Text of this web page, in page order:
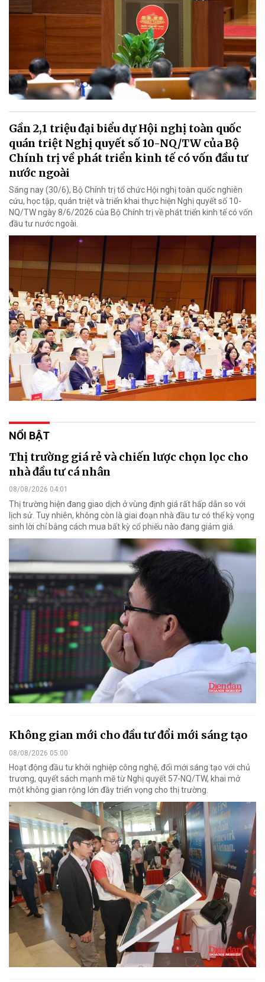
Gần 2,1 triệu đại biểu dự Hội nghị toàn quốc
quán triệt Nghị quyết số 10-NQ/TW của Bộ
Chính trị về phát triển kinh tế có vốn đầu tư
nước ngoài
Sáng nay (30/6), Bộ Chính trị tổ chức Hội nghị toàn quốc nghiên
cứu, học tập, quán triệt và triển khai thực hiện Nghị quyết số 10-
NQ/TW ngày 8/6/2026 của Bộ Chính trị về phát triển kinh tế có vốn
đầu tư nước ngoài.
NỔI BẬT
Thị trường giá rẻ và chiến lược chọn lọc cho
nhà đầu tư cá nhân
08/08/2026 04:01
Thị trường hiện đang giao dịch ở vùng định giá rất hấp dẫn so với
lịch sử. Tuy nhiên, không còn là giai đoạn nhà đầu tư có thể kỳ vọng
sinh lời chỉ bằng cách mua bất kỳ cổ phiếu nào đang giảm giá.
Không gian mới cho đầu tư đổi mới sáng tạo
08/08/2026 05:00
Hoạt động đầu tư khởi nghiệp công nghệ, đổi mới sáng tạo với chủ
trương, quyết sách mạnh mẽ từ Nghị quyết 57-NQ/TW, khai mở
một không gian rộng lớn đầy triển vọng cho thị trường.